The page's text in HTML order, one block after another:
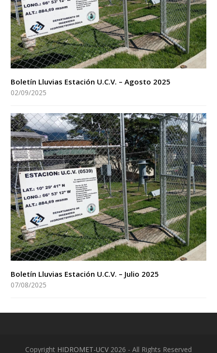
Boletín Lluvias Estación U.C.V. – Agosto 2025
02/09/2025
Boletín Lluvias Estación U.C.V. – Julio 2025
07/08/2025
Copyright HIDROMET-UCV 2026 - All Rights Reserved